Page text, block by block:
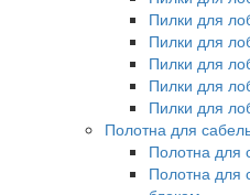
Пилки для
Пилки для
Пилки для
Пилки для
Пилки для
Полотна для
Полотна для
Полотна для